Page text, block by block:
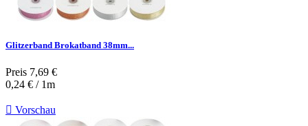
Glitzerband Brokatband 38mm...
Preis 7,69 €
0,24 € / 1m
 Vorschau